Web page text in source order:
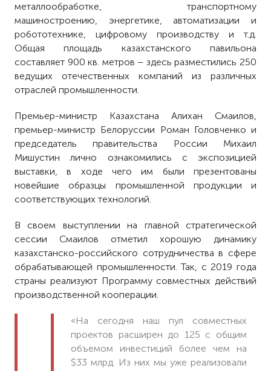
металлообработке, транспортному
машиностроению, энергетике, автоматизации и
робототехнике, цифровому производству и т.д.
Общая площадь казахстанского павильона
составляет 900 кв. метров – здесь разместились 250
ведущих отечественных компаний из различных
отраслей промышленности.
Премьер-министр Казахстана Алихан Смаилов,
премьер-министр Белоруссии Роман Головченко и
председатель правительства России Михаил
Мишустин лично ознакомились с экспозицией
выставки, в ходе чего им были презентованы
новейшие образцы промышленной продукции и
соответствующих технологий.
В своем выступлении на главной стратегической
сессии Смаилов отметил хорошую динамику
казахстанско-российского сотрудничества в сфере
обрабатывающей промышленности. Так, с 2019 года
страны реализуют Программу совместных действий
производственной кооперации.
«На сегодня наш пул совместных
проектов расширен до 125 с общим
объемом инвестиций более чем на
$33 млрд. Из них мы уже реализовали